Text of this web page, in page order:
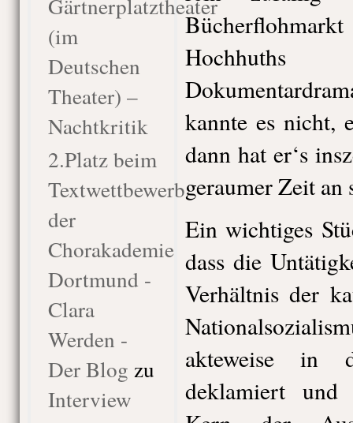
Gärtnerplatztheater
(im
Deutschen
Theater) –
Nachtkritik
2.Platz beim
Textwettbewerb
der
Chorakademie
Dortmund -
Clara
Werden -
Der Blog zu
Interview
kannte es nicht,
dann hat er‘s
geraumer Zeit an
Ein wichtiges
dass die
Verhältnis der
akteweise in
deklamiert